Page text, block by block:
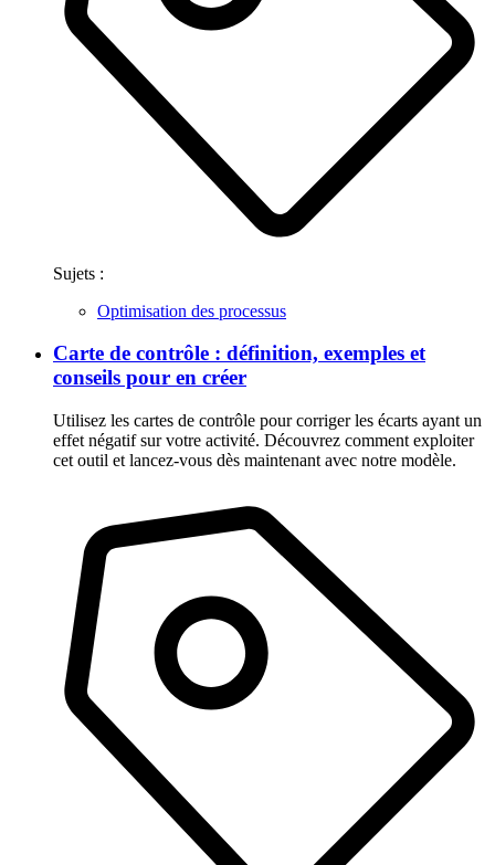
Sujets :
Optimisation des processus
Carte de contrôle : définition, exemples et
conseils pour en créer
Utilisez les cartes de contrôle pour corriger les écarts ayant un
effet négatif sur votre activité. Découvrez comment exploiter
cet outil et lancez-vous dès maintenant avec notre modèle.